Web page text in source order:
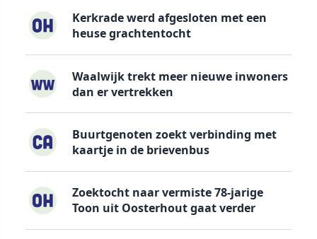
Kerkrade werd afgesloten met een
heuse grachtentocht
Waalwijk trekt meer nieuwe inwoners
dan er vertrekken
Buurtgenoten zoekt verbinding met
kaartje in de brievenbus
Zoektocht naar vermiste 78-jarige
Toon uit Oosterhout gaat verder